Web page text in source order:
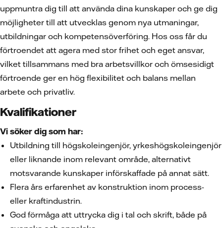
uppmuntra dig till att använda dina kunskaper och ge dig
möjligheter till att utvecklas genom nya utmaningar,
utbildningar och kompetensöverföring. Hos oss får du
förtroendet att agera med stor frihet och eget ansvar,
vilket tillsammans med bra arbetsvillkor och ömsesidigt
förtroende ger en hög flexibilitet och balans mellan
arbete och privatliv.
Kvalifikationer
Vi söker dig som har:
Utbildning till högskoleingenjör, yrkeshögskoleingenjör
eller liknande inom relevant område, alternativt
motsvarande kunskaper införskaffade på annat sätt.
Flera års erfarenhet av konstruktion inom process-
eller kraftindustrin.
God förmåga att uttrycka dig i tal och skrift, både på